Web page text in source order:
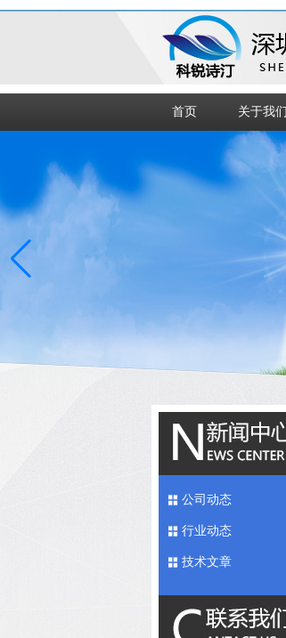
首页 关于我们
公司动态
行业动态
技术文章